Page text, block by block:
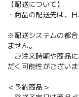
【配送について】
・商品の配送先は、
※配送システムの都
ません。
ご注文時期や商品に
だく可能性がございま
＜予約商品＞